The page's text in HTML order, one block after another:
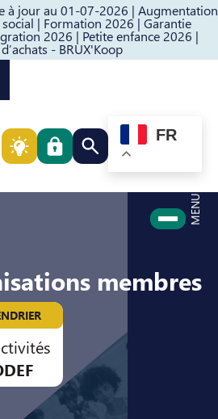
à jour au 01-07-2026 | Augmentation
| Formation 2026 | Garantie
2026 | Petite enfance 2026 |
- BRUX'Koop
Passer au pied de page
Rechercher quelque
FR
MENU
membres